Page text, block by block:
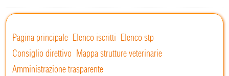
Pagina principale Elenco iscritti Elenco stp
Consiglio direttivo Mappa strutture veterinarie
Amministrazione trasparente